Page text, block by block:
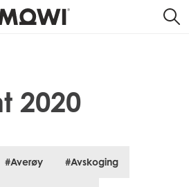
2020
#Averøy #Avskoging